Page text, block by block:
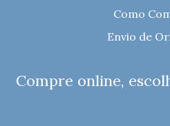
Como
Envio de
Compre online,